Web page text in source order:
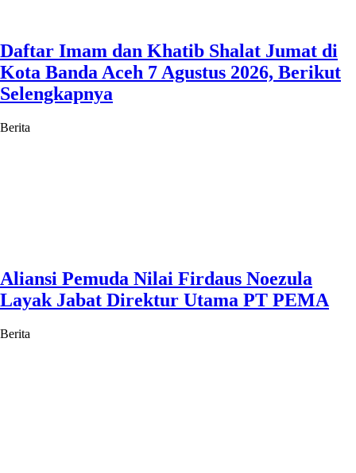
Daftar Imam dan Khatib Shalat Jumat di
Kota Banda Aceh 7 Agustus 2026, Berikut
Selengkapnya
Berita
Aliansi Pemuda Nilai Firdaus Noezula
Layak Jabat Direktur Utama PT PEMA
Berita